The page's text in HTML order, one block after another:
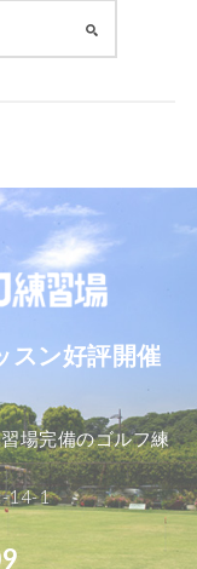
スン好評開催
場完備のゴルフ練
14-1